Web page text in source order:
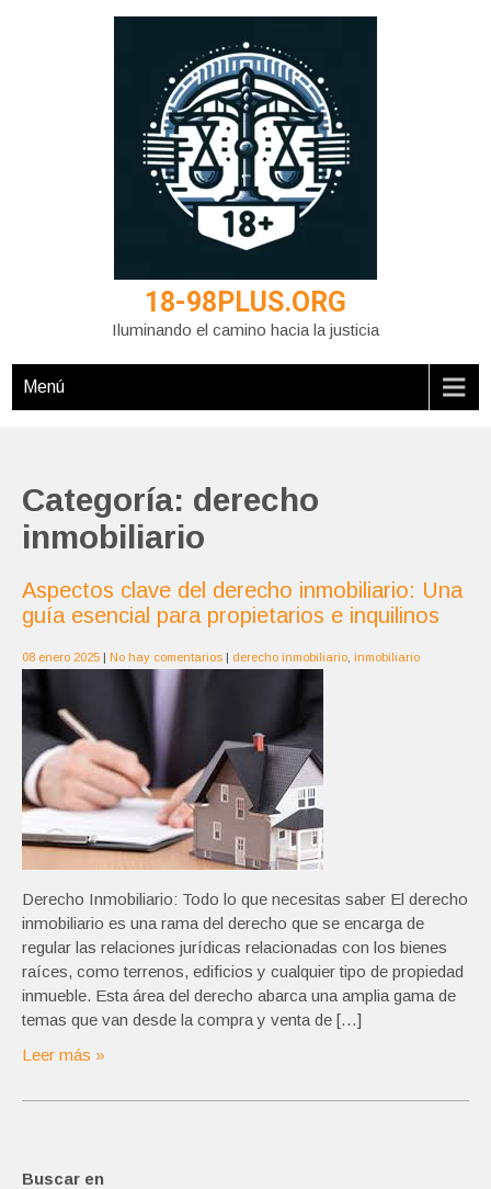
18-98PLUS.ORG
Iluminando el camino hacia la justicia
Menú
Categoría: derecho
inmobiliario
Aspectos clave del derecho inmobiliario: Una
guía esencial para propietarios e inquilinos
08 enero 2025 | No hay comentarios | derecho inmobiliario inmobiliario
Derecho Inmobiliario: Todo lo que necesitas saber El derecho
inmobiliario es una rama del derecho que se encarga de
regular las relaciones jurídicas relacionadas con los bienes
raíces, como terrenos, edificios y cualquier tipo de propiedad
inmueble. Esta área del derecho abarca una amplia gama de
temas que van desde la compra y venta de […]
Leer más »
Buscar en